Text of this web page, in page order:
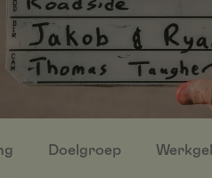
Doelgroep